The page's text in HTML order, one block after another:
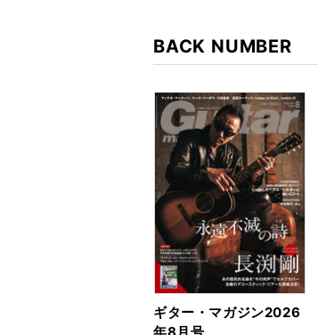
BACK NUMBER
ギター・マガジン2026